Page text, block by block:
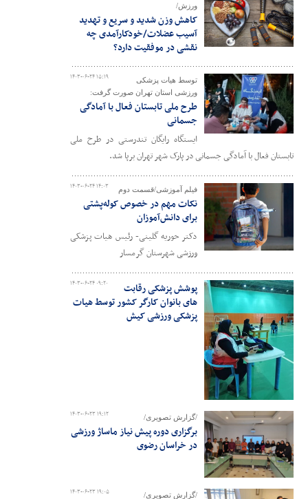
ورزش/
کاهش وزن شدید و سریع و تهدید
آسیب عضلات/خودکارآمدی چه
نقشی در موفقیت دارد؟
۱۴۰۳-۰۶-۲۴ ۱۵:۱۹
توسط هیات پزشکی
ورزشی استان تهران صورت گرفت:
طرح ملی تابستان فعال با آمادگی
جسمانی
ایستگاه رایگان تندرستی در طرح ملی
تابستان فعال با آمادگی جسمانی در پارک شهر تهران برپا شد.
۱۴۰۳-۰۶-۲۴ ۱۴:۰۳ فیلم آموزشی/قسمت دوم
نکات مهم در خصوص کوله‌پشتی
برای دانش‌آموزان
دکتر حوریه گلینی- رئیس هیات پزشکی
ورزشی شهرستان گرمسار
۱۴۰۳-۰۶-۲۴ ۰۹:۲۰
پوشش پزشکی رقابت
های بانوان کارگر کشور توسط هیات
پزشکی ورزشی کیش
۱۴۰۳-۰۶-۲۳ ۱۹:۱۲ /گزارش تصویری/
برگزاری دوره پیش نیاز ماساژ ورزشی
در خراسان رضوی
۱۴۰۳-۰۶-۲۳ ۱۹:۰۵ /گزارش تصویری/